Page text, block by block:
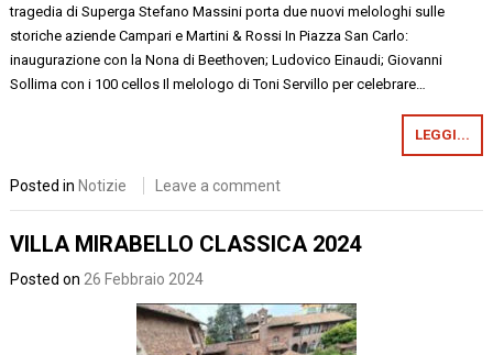
tragedia di Superga Stefano Massini porta due nuovi melologhi sulle
storiche aziende Campari e Martini & Rossi In Piazza San Carlo:
inaugurazione con la Nona di Beethoven; Ludovico Einaudi; Giovanni
Sollima con i 100 cellos Il melologo di Toni Servillo per celebrare…
LEGGI...
Posted inNotizie Leave a comment
VILLA MIRABELLO CLASSICA 2024
Posted on 26 Febbraio 2024